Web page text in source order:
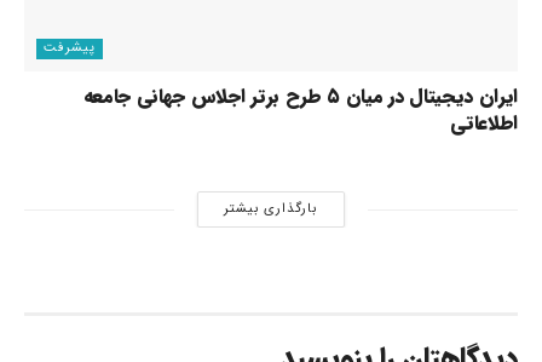
پیشرفت
ایران دیجیتال در میان ۵ طرح برتر اجلاس جهانی جامعه
اطلاعاتی
بارگذاری بیشتر